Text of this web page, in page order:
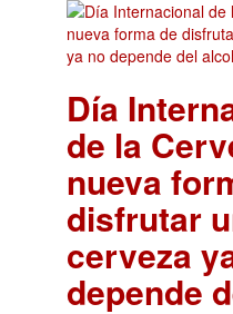
Día
de la
nueva
disfrutar
cerveza
depende